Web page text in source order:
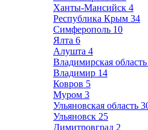
Ханты-Мансийск 4
Республика Крым 34
Симферополь 10
Ялта 6
Алушта 4
Владимирская область
Владимир 14
Ковров 5
Муром 3
Ульяновская область
Ульяновск 25
Димитровград 2